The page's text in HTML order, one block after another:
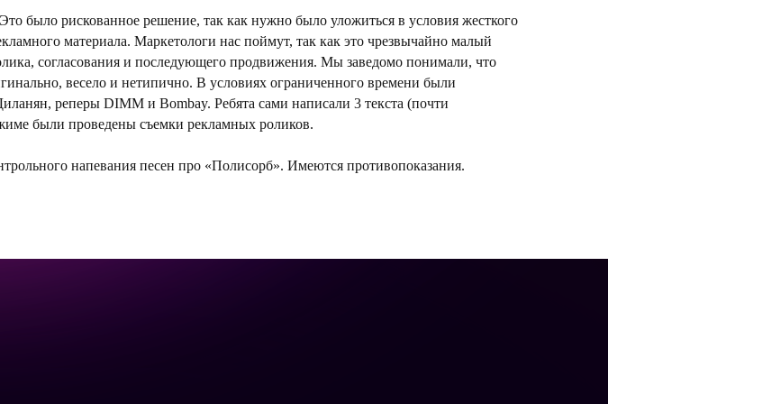
было рискованное решение, так как нужно было уложиться в условия жесткого
материала. Маркетологи нас поймут, так как это чрезвычайно малый
согласования и последующего продвижения. Мы заведомо понимали, что
весело и нетипично. В условиях ограниченного времени были
реперы DIMM и Bombay. Ребята сами написали 3 текста (почти
были проведены съемки рекламных роликов.
напевания песен про «Полисорб». Имеются противопоказания.